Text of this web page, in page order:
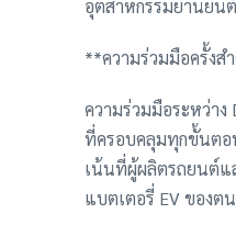
อุตสาหกรรมยานยนต์
**ความร่วมมือครั้ง
ความร่วมมือระหว่าง
ที่ครอบคลุมทุกขั้นตอ
เน้นที่ผู้ผลิตรถยนต์แ
แบตเตอรี่ EV ของตน